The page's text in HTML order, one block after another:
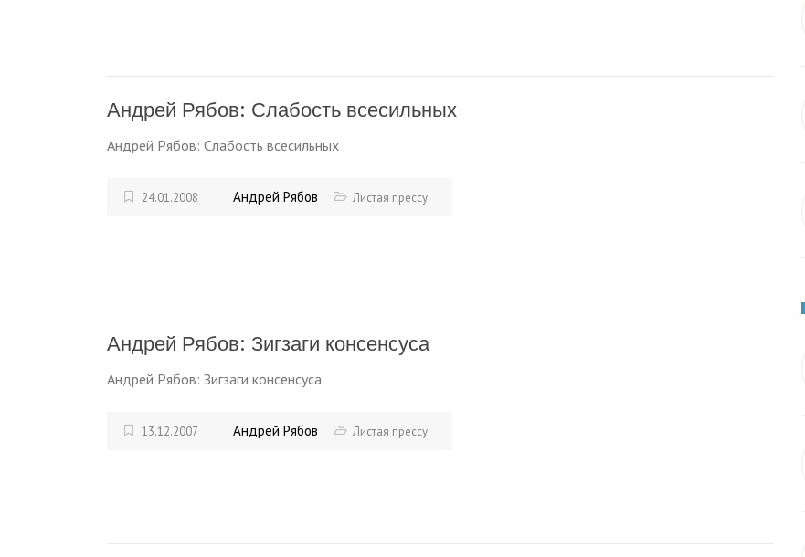
Андрей Рябов: Слабость всесильных
Андрей Рябов: Слабость всесильных
24.01.2008 Андрей Рябов Листая прессу
Андрей Рябов: Зигзаги консенсуса
Андрей Рябов: Зигзаги консенсуса
13.12.2007 Андрей Рябов Листая прессу